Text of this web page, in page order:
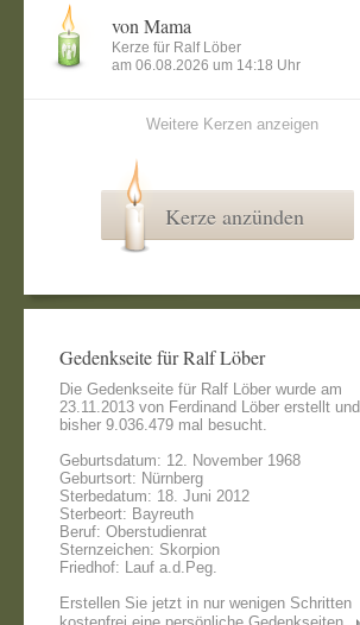
von Mama
Kerze für Ralf Löber
am 06.08.2026 um 14:18 Uhr
Weitere Kerzen anzeigen
Kerze anzünden
Gedenkseite für Ralf Löber
Die Gedenkseite für Ralf Löber wurde am
23.11.2013 von Ferdinand Löber erstellt und
bisher 9.036.479 mal besucht.
Geburtsdatum: 12. November 1968
Geburtsort: Nürnberg
Sterbedatum: 18. Juni 2012
Sterbeort: Bayreuth
Beruf: Oberstudienrat
Sternzeichen: Skorpion
Friedhof: Lauf a.d.Peg.
Erstellen Sie jetzt in nur wenigen Schritten